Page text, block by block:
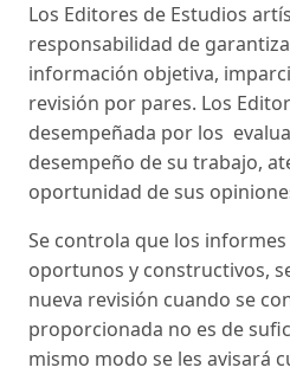
Los Editores de Estudios
responsabilidad de
información objetiva,
revisión por pares. Los
desempeñada por los
desempeño de su trabajo,
oportunidad de sus
Se controla que los
oportunos y constructivos,
nueva revisión cuando se
proporcionada no es de
mismo modo se les avisará